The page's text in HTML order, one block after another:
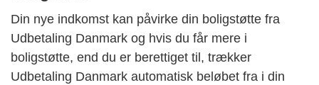
Din nye indkomst kan påvirke din boligstøtte fra
Udbetaling Danmark og hvis du får mere i
boligstøtte, end du er berettiget til, trækker
Udbetaling Danmark automatisk beløbet fra i din